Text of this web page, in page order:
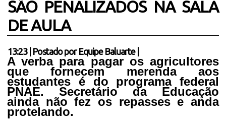
SÃO PENALIZADOS NA SALA
DE AULA
13:23| Postado por Equipe Baluarte
A verba para pagar os agricultores
que fornecem merenda aos
estudantes é do programa federal
PNAE. Secretário da Educação
ainda não fez os repasses e anda
protelando.